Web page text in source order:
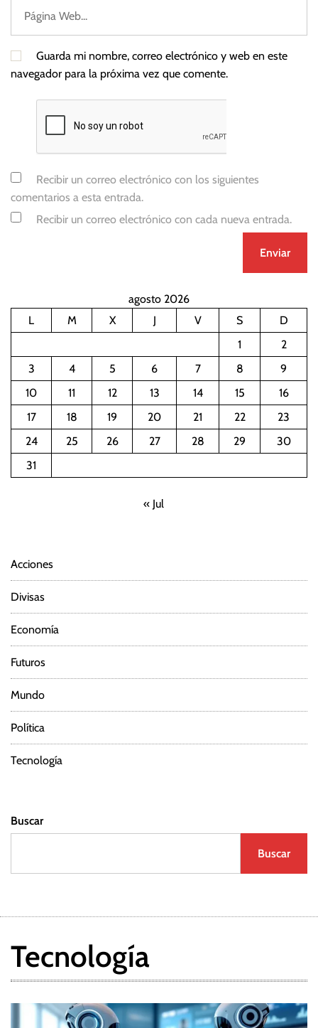
t
a
Guarda mi nombre, correo electrónico y web en este
navegador para la próxima vez que comente.
Recibir un correo electrónico con los siguientes
comentarios a esta entrada.
Recibir un correo electrónico con cada nueva entrada.
agosto 2026
L
M X J V S
D
1
2
3
4 5 6 7 8
9
10
11 12 13 14 15
16
17
18 19 20 21 22
23
24
25 26 27 28 29
30
31
« Jul
Acciones
Divisas
Economía
Futuros
Mundo
Política
Tecnología
Buscar
Buscar
Tecnología